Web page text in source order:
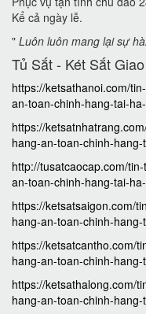
Kể cả ngày lễ.
" Luôn luôn mang lại sự
Tủ Sắt - Két Sắt
https://ketsathanoi.com/
an-toan-chinh-hang-tai-
https://
hang-an-toan-chinh-
http://tusatcaocap.com/
an-toan-chinh-hang-tai-
https://ketsatsaigon.com/
hang-an-toan-chinh-
https://ketsatcantho.com/
hang-an-toan-chinh-
https://ketsathalong.com/
hang-an-toan-chinh-